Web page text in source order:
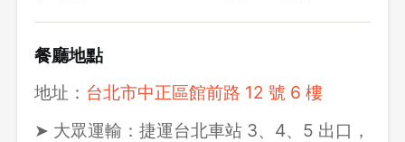
餐廳地點
地址： 台北市中正區館前路 12 號 6 樓
➤ 大眾運輸：捷運台北車站 3、4、5 出口，